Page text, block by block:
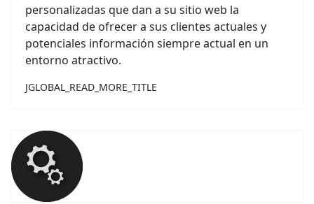
personalizadas que dan a su sitio web la
capacidad de ofrecer a sus clientes actuales y
potenciales información siempre actual en un
entorno atractivo.
JGLOBAL_READ_MORE_TITLE